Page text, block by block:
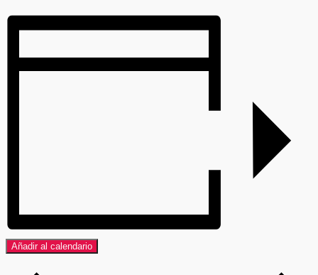
Añadir al calendario